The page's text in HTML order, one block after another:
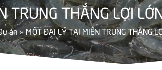
TRUNG THẮNG LỢI
án» MỘT ĐẠI LÝ TẠI MIỀN TRUNG THẮNG